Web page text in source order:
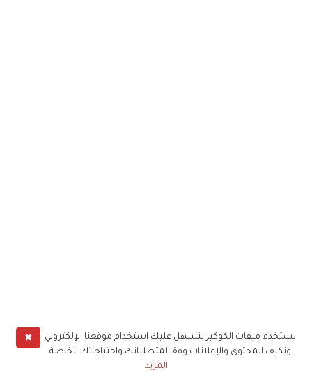
✖
نستخدم ملفات الكوكيز لنسهل عليك استخدام موقعنا الإلكتروني
ونكيف المحتوى والإعلانات وفقا لمتطلباتك واحتياجاتك الخاصة
المزيد